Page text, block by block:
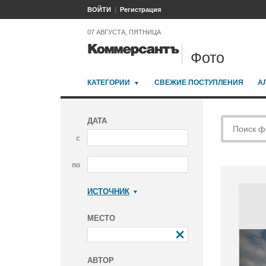
ВОЙТИ Регистрация
07 АВГУСТА, ПЯТНИЦА
Фото
КАТЕГОРИИ СВЕЖИЕ ПОСТУПЛЕНИЯ
ДАТА
с
по
ИСТОЧНИК
МЕСТО
АВТОР